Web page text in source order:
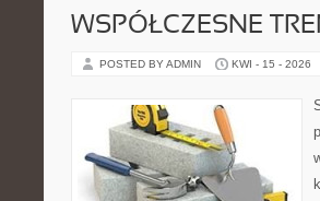
WSPÓŁCZESNE
POSTED BY ADMIN KWI - 15 - 2026